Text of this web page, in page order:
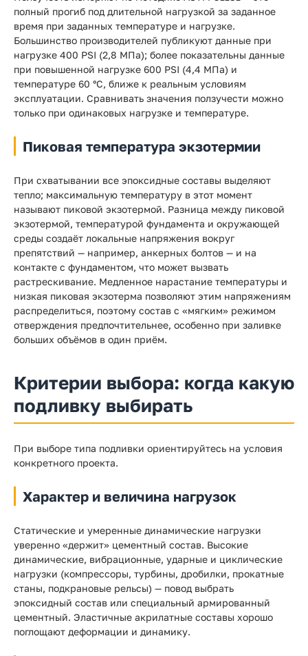
полный прогиб под длительной нагрузкой за заданное
время при заданных температуре и нагрузке.
Большинство производителей публикуют данные при
нагрузке 400 PSI (2,8 МПа); более показательны данные
при повышенной нагрузке 600 PSI (4,4 МПа) и
температуре 60 °C, ближе к реальным условиям
эксплуатации. Сравнивать значения ползучести можно
только при одинаковых нагрузке и температуре.
Пиковая температура экзотермии
При схватывании все эпоксидные составы выделяют
тепло; максимальную температуру в этот момент
называют пиковой экзотермой. Разница между пиковой
экзотермой, температурой фундамента и окружающей
среды создаёт локальные напряжения вокруг
препятствий — например, анкерных болтов — и на
контакте с фундаментом, что может вызвать
растрескивание. Медленное нарастание температуры и
низкая пиковая экзотерма позволяют этим напряжениям
распределиться, поэтому состав с «мягким» режимом
отверждения предпочтительнее, особенно при заливке
больших объёмов в один приём.
Критерии выбора: когда какую
подливку выбирать
При выборе типа подливки ориентируйтесь на условия
конкретного проекта.
Характер и величина нагрузок
Статические и умеренные динамические нагрузки
уверенно «держит» цементный состав. Высокие
динамические, вибрационные, ударные и циклические
нагрузки (компрессоры, турбины, дробилки, прокатные
станы, подкрановые рельсы) — повод выбрать
эпоксидный состав или специальный армированный
цементный. Эластичные акрилатные составы хорошо
поглощают деформации и динамику.